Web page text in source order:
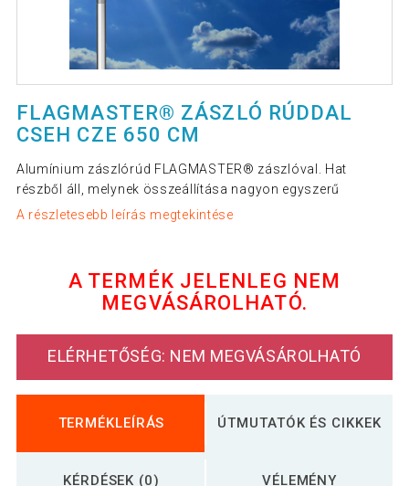
FLAGMASTER® ZÁSZLÓ RÚDDAL
CSEH CZE 650 CM
Alumínium zászlórúd FLAGMASTER® zászlóval. Hat
részből áll, melynek összeállítása nagyon egyszerű
A részletesebb leírás megtekintése
A TERMÉK JELENLEG NEM
MEGVÁSÁROLHATÓ.
ELÉRHETŐSÉG: NEM MEGVÁSÁROLHATÓ
TERMÉKLEÍRÁS ÚTMUTATÓK ÉS CIKKEK
KÉRDÉSEK (0) VÉLEMÉNY